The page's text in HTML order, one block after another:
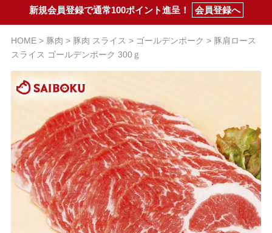
新規会員登録で通常100ポイント進呈！
会員登録へ
HOME 豚肉 豚肉 スライス ゴールデンポーク
豚肩ロース
スライス ゴールデンポーク 300ｇ